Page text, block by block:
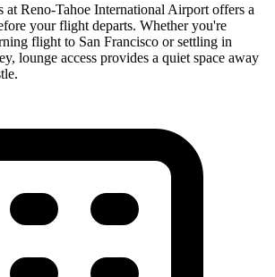
at Reno-Tahoe International Airport offers a
your flight departs. Whether you're
flight to San Francisco or settling in
lounge access provides a quiet space away